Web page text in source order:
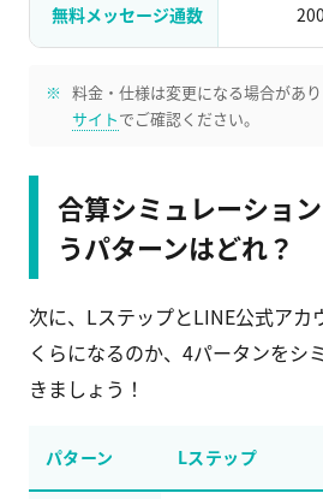
無料メッセージ通数
料金・仕様は変更になる場合があ
サイトでご確認ください。
合算シミュレーショ
うパターンはどれ？
次に、LステップとLINE公式アカ
くらになるのか、4パータンをシ
きましょう！
パターン Lステップ